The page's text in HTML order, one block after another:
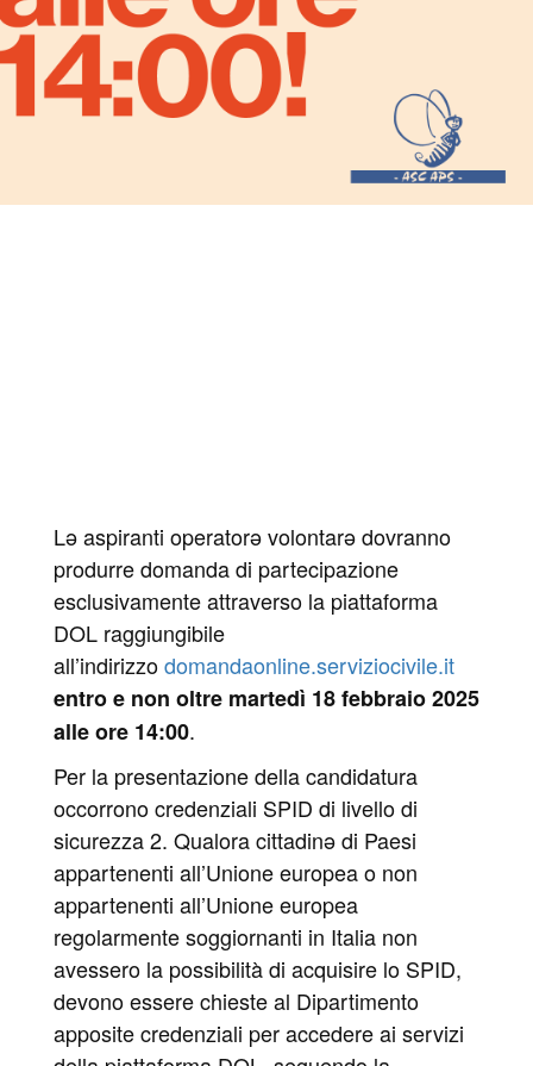
Lə aspiranti operatorə volontarə dovranno
produrre domanda di partecipazione
esclusivamente attraverso la piattaforma
DOL raggiungibile
all’indirizzodomandaonline.serviziocivile.it
entro e non oltre martedì 18 febbraio 2025
alle ore 14:00.
Per la presentazione della candidatura
occorrono credenziali SPID di livello di
sicurezza 2. Qualora cittadinə di Paesi
appartenenti all’Unione europea o non
appartenenti all’Unione europea
regolarmente soggiornanti in Italia non
avessero la possibilità di acquisire lo SPID,
devono essere chieste al Dipartimento
apposite credenziali per accedere ai servizi